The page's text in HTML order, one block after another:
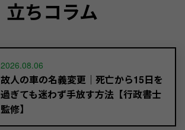
立ちコラム
2026.08.06
故人の車の名義変更｜死亡から15日を
過ぎても迷わず手放す方法【行政書士
監修】